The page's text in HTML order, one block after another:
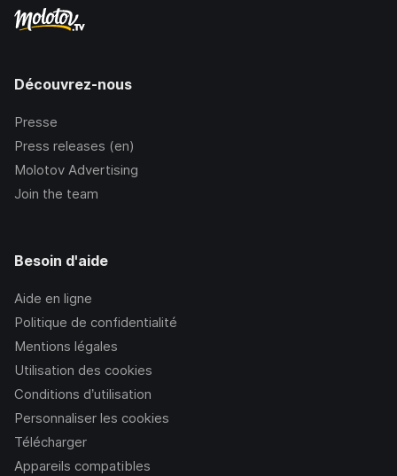
Découvrez-nous
Presse
Press releases (en)
Molotov Advertising
Join the team
Besoin d'aide
Aide en ligne
Politique de confidentialité
Mentions légales
Utilisation des cookies
Conditions d’utilisation
Personnaliser les cookies
Télécharger
Appareils compatibles